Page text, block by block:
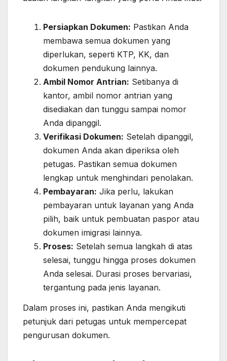
Persiapkan Dokumen: Pastikan Anda
membawa semua dokumen yang
diperlukan, seperti KTP, KK, dan
dokumen pendukung lainnya.
Ambil Nomor Antrian: Setibanya di
kantor, ambil nomor antrian yang
disediakan dan tunggu sampai nomor
Anda dipanggil.
Verifikasi Dokumen: Setelah dipanggil,
dokumen Anda akan diperiksa oleh
petugas. Pastikan semua dokumen
lengkap untuk menghindari penolakan.
Pembayaran: Jika perlu, lakukan
pembayaran untuk layanan yang Anda
pilih, baik untuk pembuatan paspor atau
dokumen imigrasi lainnya.
Proses: Setelah semua langkah di atas
selesai, tunggu hingga proses dokumen
Anda selesai. Durasi proses bervariasi,
tergantung pada jenis layanan.
Dalam proses ini, pastikan Anda mengikuti
petunjuk dari petugas untuk mempercepat
pengurusan dokumen.